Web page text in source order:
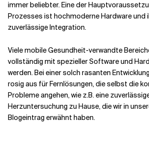
immer beliebter.Eine der
Prozesses ist hochmoderne Hardware und
zuverlässige Integration.
Viele mobile Gesundheit-verwandte
vollständig mit spezieller Software und
werden. Bei einer solch rasanten
rosig aus für Fernlösungen, die selbst die
Probleme angehen, wie z.B. eine
Herzuntersuchung zu Hause, die wir in
Blogeintrag erwähnt haben.